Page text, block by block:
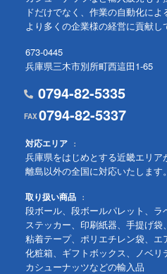
ドだけでなく、作業の自動化に
より多くの企業様の経営に貢献し
673-0445
兵庫県三木市別所町西這田1-65
0794-82-5335
0794-82-5337
対応エリア
兵庫県をはじめとする近畿エリア
離島以外の全国に対応いたします。
取り扱い商品
段ボール、段ボールパレット、ラ
ステッカー、印刷紙器、手提げ袋
粘着テープ、ポリエチレン袋、エ
化粧箱、ギフトボックス、ノベリ
カシューナッツなどの輸入品